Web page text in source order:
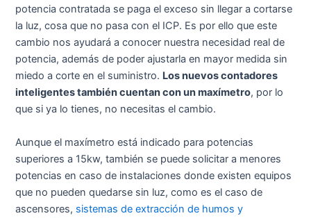
potencia contratada se paga el exceso sin llegar a cortarse
la luz, cosa que no pasa con el ICP. Es por ello que este
cambio nos ayudará a conocer nuestra necesidad real de
potencia, además de poder ajustarla en mayor medida sin
miedo a corte en el suministro. Los nuevos contadores
inteligentes también cuentan con un maxímetro, por lo
que si ya lo tienes, no necesitas el cambio.
Aunque el maxímetro está indicado para potencias
superiores a 15kw, también se puede solicitar a menores
potencias en caso de instalaciones donde existen equipos
que no pueden quedarse sin luz, como es el caso de
ascensores, sistemas de extracción de humos y